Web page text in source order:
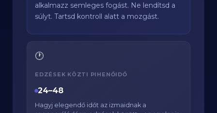
alkalmazz semleges fogást. Ne lendítsd a
súlyt. Tartsd kontroll alatt a mozgást.
🕐
EDZÉSEK KÖZTI PIHENŐIDŐ
24–48
Hagyj elegendő időt az izmaidnak a